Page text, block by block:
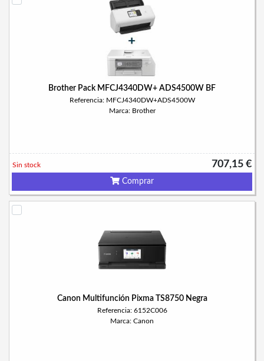
Brother Pack MFCJ4340DW+ ADS4500W BF
Referencia: MFCJ4340DW+ADS4500W
Marca: Brother
707,15 €
Sin stock
Comprar
Canon Multifunción Pixma TS8750 Negra
Referencia: 6152C006
Marca: Canon